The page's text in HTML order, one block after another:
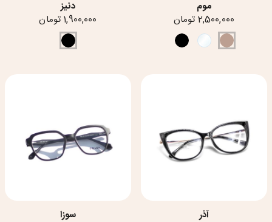
موم
2,500,000 تومان
دنیز
1,900,000 تومان
آذر سوزا